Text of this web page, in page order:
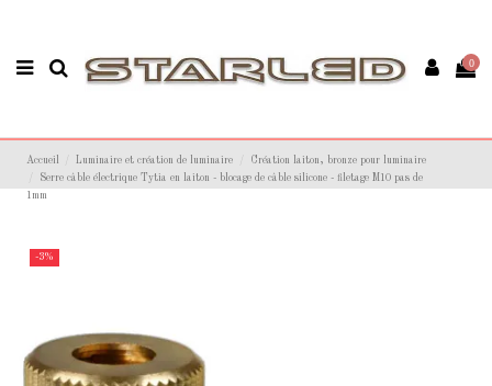
0
Accueil Luminaire et création de luminaire
Création laiton, bronze pour luminaire
Serre câble électrique Tytia en laiton - blocage de câble silicone - filetage M10 pas de
1mm
-3%